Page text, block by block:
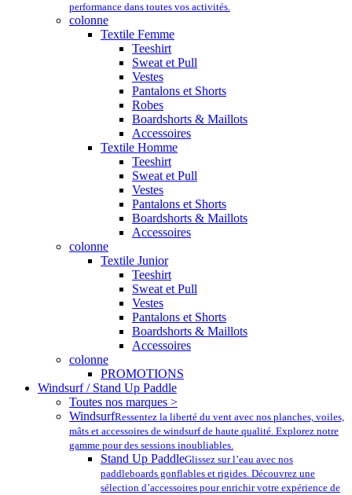
performance dans toutes vos activités.
colonne
Textile Femme
Teeshirt
Sweat et Pull
Vestes
Pantalons et Shorts
Robes
Boardshorts & Maillots
Accessoires
Textile Homme
Teeshirt
Sweat et Pull
Vestes
Pantalons et Shorts
Boardshorts & Maillots
Accessoires
colonne
Textile Junior
Teeshirt
Sweat et Pull
Vestes
Pantalons et Shorts
Boardshorts & Maillots
Accessoires
colonne
PROMOTIONS
Windsurf / Stand Up Paddle
Toutes nos marques >
WindsurfRessentez la liberté du vent avec nos planches, voiles,
mâts et accessoires de windsurf de haute qualité. Explorez notre
gamme pour des sessions inoubliables.
Stand Up PaddleGlissez sur l’eau avec nos
paddleboards gonflables et rigides. Découvrez une
sélection d’accessoires pour enrichir votre expérience de